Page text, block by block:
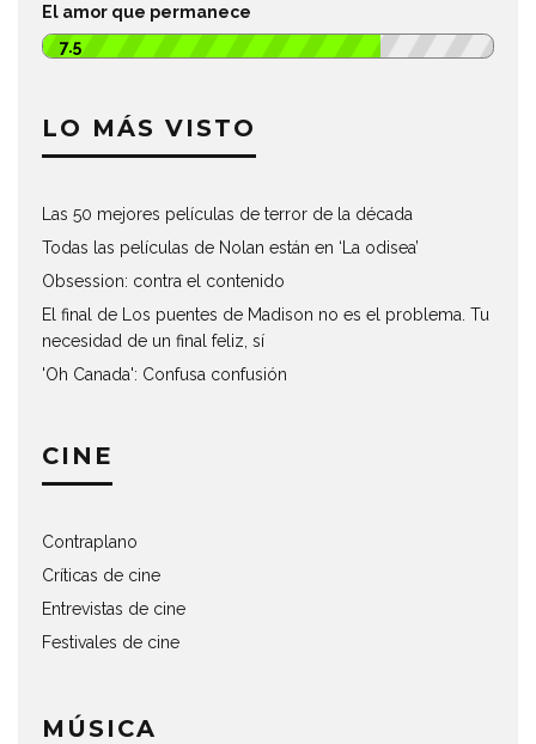
El amor que permanece
7.5
LO MÁS VISTO
Las 50 mejores películas de terror de la década
Todas las películas de Nolan están en ‘La odisea’
Obsession: contra el contenido
El final de Los puentes de Madison no es el problema. Tu
necesidad de un final feliz, sí
'Oh Canada': Confusa confusión
CINE
Contraplano
Críticas de cine
Entrevistas de cine
Festivales de cine
MÚSICA